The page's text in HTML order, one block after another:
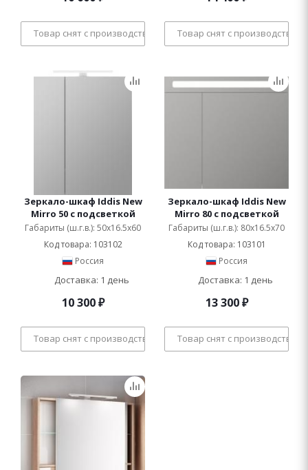
Товар снят с производства Товар снят с производства
Зеркало-шкаф Iddis New
Mirro 50 с подсветкой
Габариты (ш.г.в.): 50x16.5x60
Код товара: 103102
Россия
Доставка: 1 день
10 300₽
Товар снят с производства
Зеркало-шкаф Iddis New
Mirro 80 с подсветкой
Габариты (ш.г.в.): 80x16.5x70
Код товара: 103101
Россия
Доставка: 1 день
13 300₽
Товар снят с производства